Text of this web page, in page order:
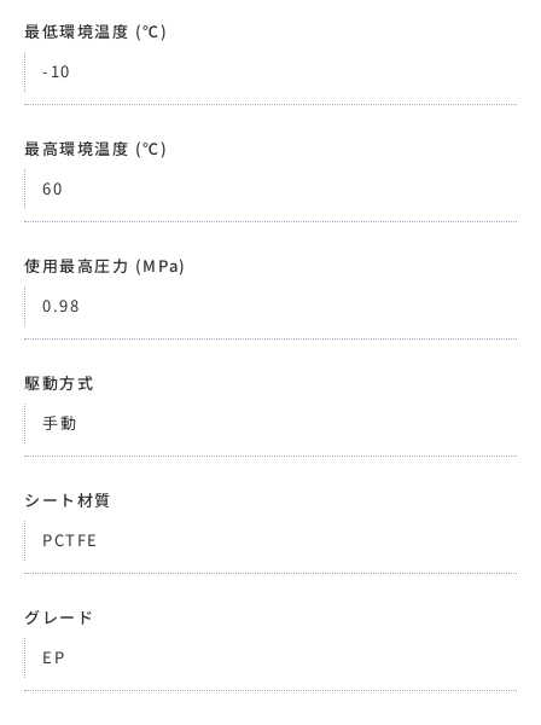
最低環境温度 (℃)
-10
最高環境温度 (℃)
60
使用最高圧力 (MPa)
0.98
駆動方式
手動
シート材質
PCTFE
グレード
EP